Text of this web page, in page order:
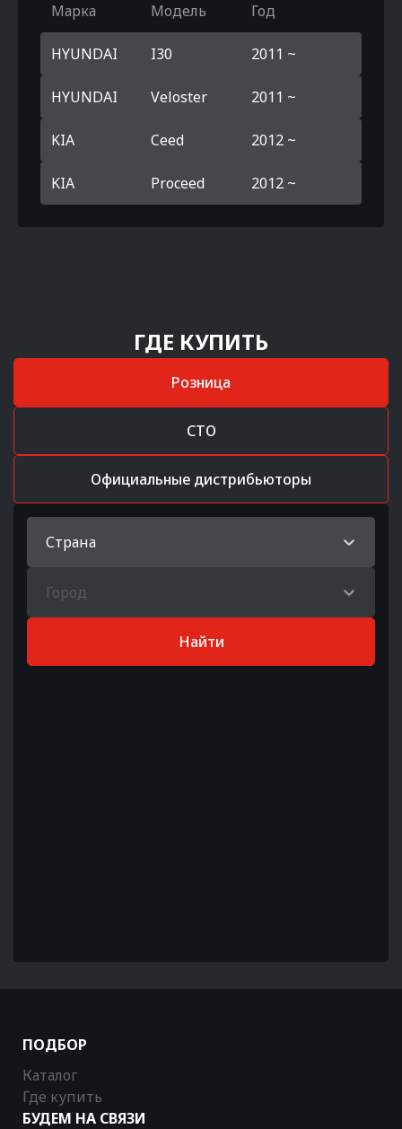
Марка Модель Год
HYUNDAI I30 2011 ~
HYUNDAI Veloster 2011 ~
KIA Ceed 2012 ~
KIA Proceed 2012 ~
ГДЕ КУПИТЬ
Розница
СТО
Официальные дистрибьюторы
Страна
Город
Найти
ПОДБОР
Каталог
Где купить
БУДЕМ НА СВЯЗИ